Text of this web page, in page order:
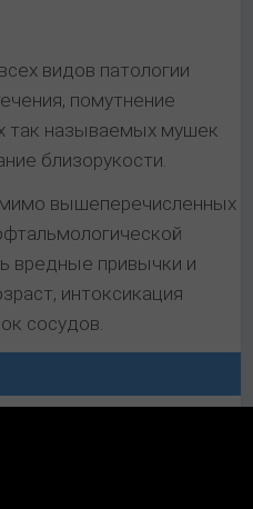
видов патологии
помутнение
так называемых мушек
близорукости.
вышеперечисленных
вредные привычки и
интоксикация
сосудов.